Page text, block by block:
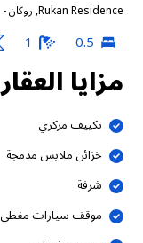
Rukan Residence
,روكان-
0.5
1
مزايا العقار
تكييف مركزي
خزائن ملابس مدمجة
شرفة
موقف سيارات مغطى